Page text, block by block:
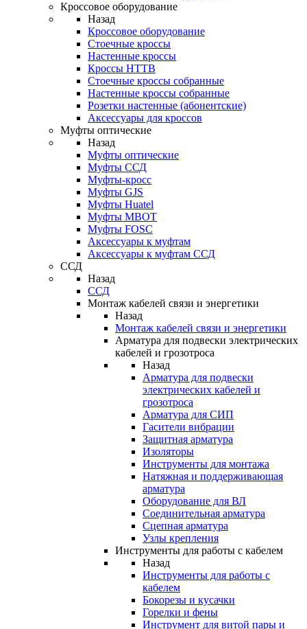
Кроссовое оборудование
Назад
Кроссовое оборудование
Стоечные кроссы
Настенные кроссы
Кроссы HTTB
Стоечные кроссы собранные
Настенные кроссы собранные
Розетки настенные (абонентские)
Аксессуары для кроссов
Муфты оптические
Назад
Муфты оптические
Муфты ССД
Муфты-кросс
Муфты GJS
Муфты Huatel
Муфты МВОТ
Муфты FOSC
Аксессуары к муфтам
Аксессуары к муфтам ССД
ССД
Назад
ССД
Монтаж кабелей связи и энергетики
Назад
Монтаж кабелей связи и энергетики
Арматура для подвески электрических
кабелей и грозотроса
Назад
Арматура для подвески
электрических кабелей и
грозотроса
Арматура для СИП
Гасители вибрации
Защитная арматура
Изоляторы
Инструменты для монтажа
Натяжная и поддерживающая
арматура
Оборудование для ВЛ
Соединительная арматура
Сцепная арматура
Узлы крепления
Инструменты для работы с кабелем
Назад
Инструменты для работы с
кабелем
Бокорезы и кусачки
Горелки и фены
Инструмент для витой пары и